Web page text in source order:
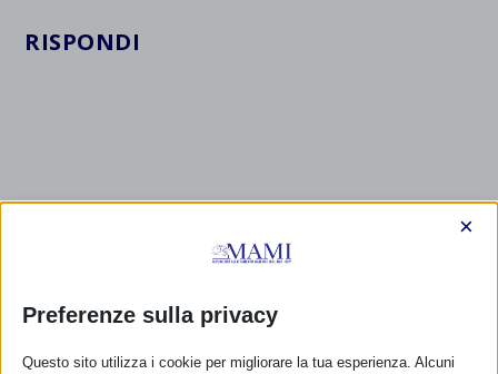
RISPONDI
Preferenze sulla privacy
×
Questo sito utilizza i cookie per migliorare la tua esperienza. Alcuni